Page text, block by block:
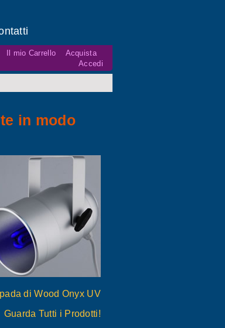
Il mio Carrello
Acquista
Accedi
in modo
di Wood Onyx UV
Guarda Tutti i Prodotti!